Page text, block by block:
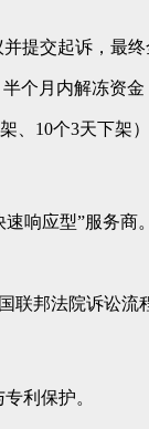
提交起诉，最终
个月内解冻资金
、10个3天下架）
响应型”服务商。
联邦法院诉讼
利保护。